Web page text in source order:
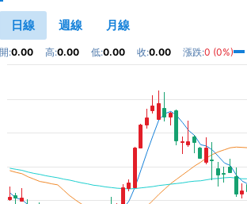
日線 週線 月線
開:0.00 高:0.00 低:0.00 收:0.00 漲跌:0 (0%)